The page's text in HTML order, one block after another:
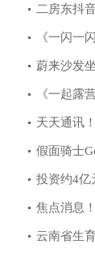
二房东抖
《一闪一
万森结局是
蔚来沙发
《一起露
天天通讯
假面骑士
战力表现拉
投资约4亿
天天快报
焦点消息
头午后发力
云南省生